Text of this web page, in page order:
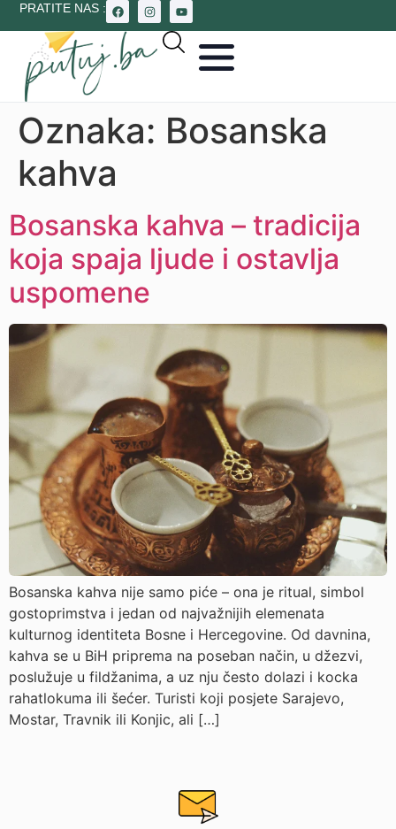
PRATITE NAS :
Oznaka: Bosanska
kahva
Bosanska kahva – tradicija
koja spaja ljude i ostavlja
uspomene
Bosanska kahva nije samo piće – ona je ritual, simbol
gostoprimstva i jedan od najvažnijih elemenata
kulturnog identiteta Bosne i Hercegovine. Od davnina,
kahva se u BiH priprema na poseban način, u džezvi,
poslužuje u fildžanima, a uz nju često dolazi i kocka
rahatlokuma ili šećer. Turisti koji posjete Sarajevo,
Mostar, Travnik ili Konjic, ali […]